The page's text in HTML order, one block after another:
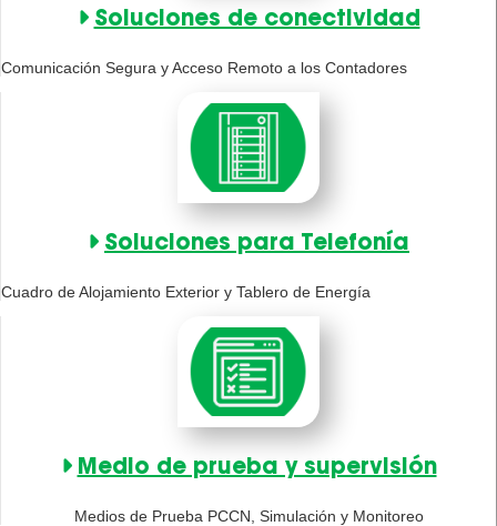
Soluciones de conectividad
Comunicación Segura y Acceso Remoto a los Contadores
Soluciones para Telefonía
Cuadro de Alojamiento Exterior y Tablero de Energía
Medio de prueba y supervisión
Medios de Prueba PCCN, Simulación y Monitoreo